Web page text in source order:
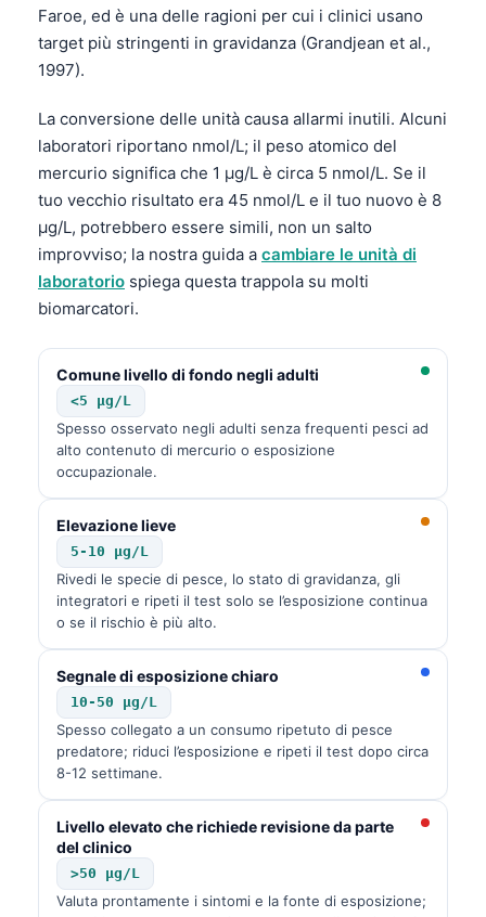
Faroe, ed è una delle ragioni per cui i clinici usano
target più stringenti in gravidanza (Grandjean et al.,
1997).
La conversione delle unità causa allarmi inutili. Alcuni
laboratori riportano nmol/L; il peso atomico del
mercurio significa che 1 µg/L è circa 5 nmol/L. Se il
tuo vecchio risultato era 45 nmol/L e il tuo nuovo è 8
µg/L, potrebbero essere simili, non un salto
improvviso; la nostra guida a cambiare le unità di
laboratorio spiega questa trappola su molti
biomarcatori.
Comune livello di fondo negli adulti
<5 µg/L
Spesso osservato negli adulti senza frequenti pesci ad
alto contenuto di mercurio o esposizione
occupazionale.
Elevazione lieve
5-10 µg/L
Rivedi le specie di pesce, lo stato di gravidanza, gli
integratori e ripeti il test solo se l’esposizione continua
o se il rischio è più alto.
Segnale di esposizione chiaro
10-50 µg/L
Spesso collegato a un consumo ripetuto di pesce
predatore; riduci l’esposizione e ripeti il test dopo circa
8-12 settimane.
Livello elevato che richiede revisione da parte
del clinico
>50 µg/L
Valuta prontamente i sintomi e la fonte di esposizione;